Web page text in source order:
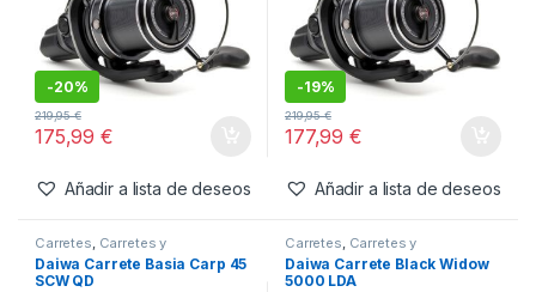
-20%
175,99€
219,95€
Añadir a lista de deseos
-19%
177,99€
219,95€
Añadir a lista de deseos
Carretes Carretes y
Complementos
Daiwa Carrete Basia Carp 45
SCW QD
Carretes Carretes y
Complementos
Daiwa Carrete Black Widow
5000 LDA